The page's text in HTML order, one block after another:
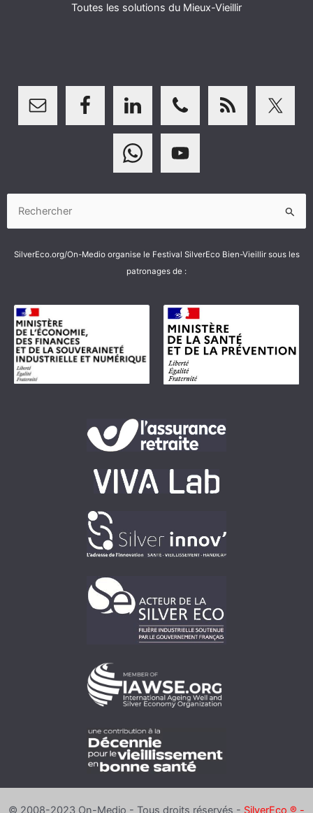
Toutes les solutions du Mieux-Vieillir
SilverEco.org/On-Medio organise le Festival SilverEco Bien-Vieillir sous les
patronages de :
© 2008-2023 On-Medio - Tous droits réservés - SilverEco ® -